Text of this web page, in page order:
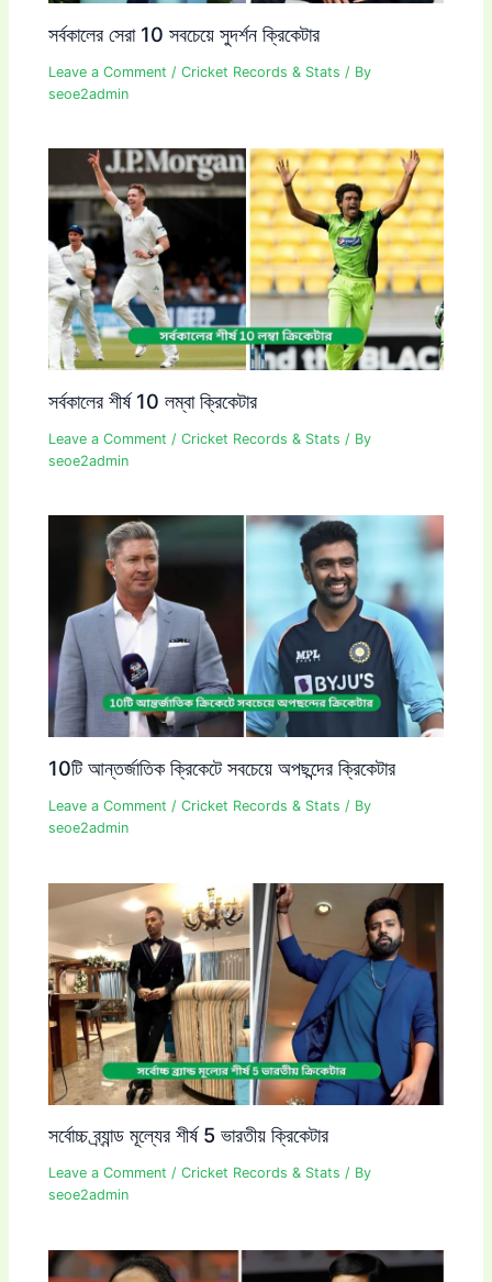
সর্বকালের সেরা 10 সবচেয়ে সুদর্শন ক্রিকেটার
Leave a Comment /Cricket Records & Stats / By
seoe2admin
সর্বকালের শীর্ষ 10 লম্বা ক্রিকেটার
Leave a Comment /Cricket Records & Stats / By
seoe2admin
10টি আন্তর্জাতিক ক্রিকেটে সবচেয়ে অপছন্দের ক্রিকেটার
Leave a Comment /Cricket Records & Stats / By
seoe2admin
সর্বোচ্চ ব্র্যান্ড মূল্যের শীর্ষ 5 ভারতীয় ক্রিকেটার
Leave a Comment /Cricket Records & Stats / By
seoe2admin